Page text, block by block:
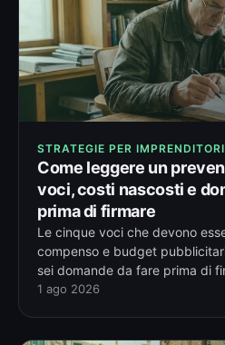
STRATEGIE PER IMPRENDITORI
Come leggere un
voci, costi nascosti e
prima di firmare
Le cinque voci che devono
compenso e budget
sei domande da fare prima di
1 ago 2026